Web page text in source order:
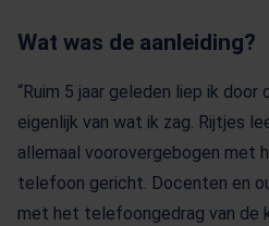
Wat was de aanleiding?
“Ruim 5 jaar geleden liep ik door
eigenlijk van wat ik zag. Rijtjes
allemaal voorovergebogen met
telefoon gericht. Docenten en
met het telefoongedrag van de